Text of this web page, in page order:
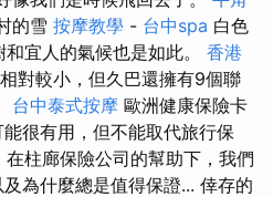
的雪 按摩教學 - 台中spa 白色
宜人的氣候也是如此。 香港
對較小，但久巴還擁有9個聯
台中泰式按摩 歐洲健康保險卡
能很有用，但不能取代旅行保
在柱廊保險公司的幫助下，我們
為什麼總是值得保證... 倖存的